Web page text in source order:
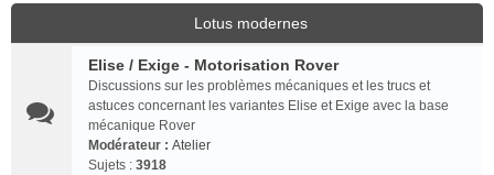
Lotus modernes
Elise / Exige - Motorisation Rover
Discussions sur les problèmes mécaniques et les trucs et
astuces concernant les variantes Elise et Exige avec la base
mécanique Rover
Modérateur : Atelier
Sujets : 3918